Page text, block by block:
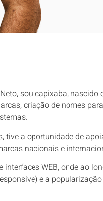
sou capixaba,
criação de nomes
a oportunidade de
nacionais e
WEB, onde ao
e a